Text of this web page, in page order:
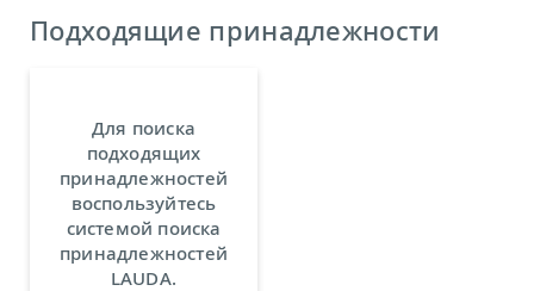
Подходящие принадлежности
Для поиска
подходящих
принадлежностей
воспользуйтесь
системой поиска
принадлежностей
LAUDA.